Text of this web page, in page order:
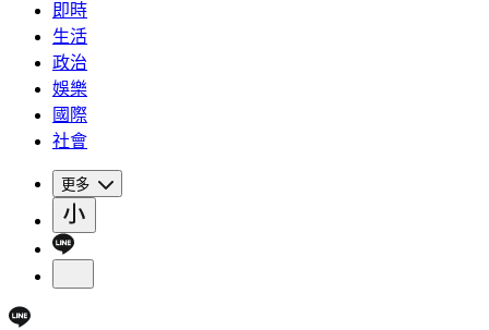
即時
生活
政治
娛樂
國際
社會
更多